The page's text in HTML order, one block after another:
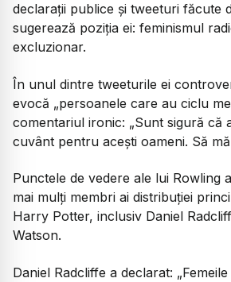
declarații publice și tweeturi făcute
sugerează poziția ei: feminismul
excluzionar.
În unul dintre tweeturile ei
evocă „persoanele care au ciclu
comentariul ironic: „Sunt sigură că
cuvânt pentru aceşti oameni. Să mă
Punctele de vedere ale lui Rowling
mai mulți membri ai distribuției
Harry Potter, inclusiv Daniel
Watson.
Daniel Radcliffe a declarat: